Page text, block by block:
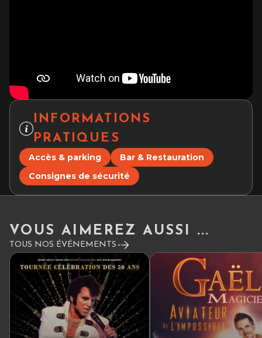
INFORMATIONS
PRATIQUES
Accès & parking
Bar & Restauration
Consignes de sécurité
VOUS AIMEREZ AUSSI ...
TOUS NOS ÉVÉNEMENTS